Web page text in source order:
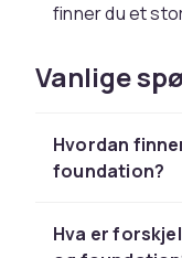
finner du et
Finn
Flytende
hud, mens
Vanlige
Hvordan
foundation?
Hva er